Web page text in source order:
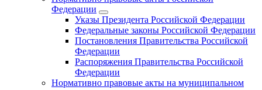
Федерации
Указы Президента Российской Федерации
Федеральные законы Российской Федерации
Постановления Правительства Российской
Федерации
Распоряжения Правительства Российской
Федерации
Нормативно правовые акты на муниципальном